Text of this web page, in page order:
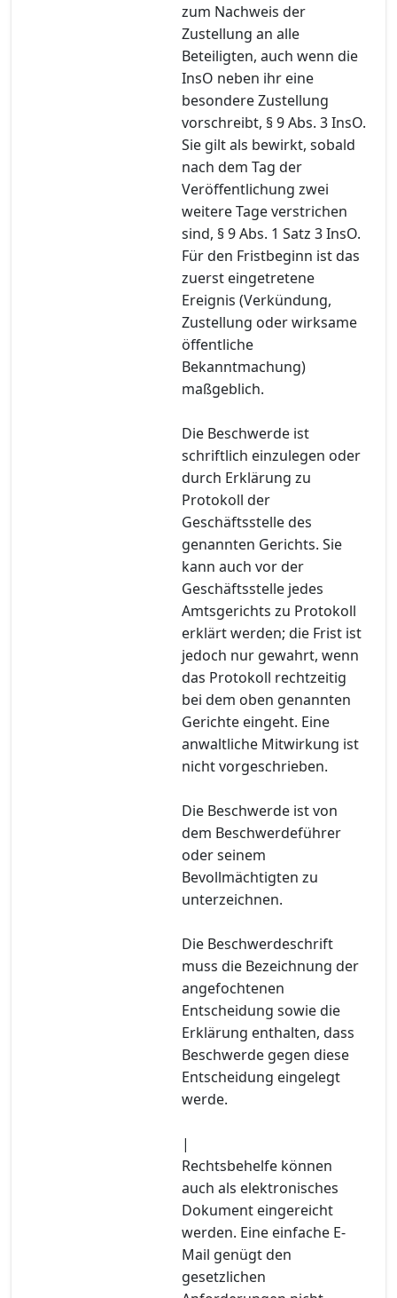
zum Nachweis der
Zustellung an alle
Beteiligten, auch wenn die
InsO neben ihr eine
besondere Zustellung
vorschreibt, § 9 Abs. 3 InsO.
Sie gilt als bewirkt, sobald
nach dem Tag der
Veröffentlichung zwei
weitere Tage verstrichen
sind, § 9 Abs. 1 Satz 3 InsO.
Für den Fristbeginn ist das
zuerst eingetretene
Ereignis (Verkündung,
Zustellung oder wirksame
öffentliche
Bekanntmachung)
maßgeblich.
Die Beschwerde ist
schriftlich einzulegen oder
durch Erklärung zu
Protokoll der
Geschäftsstelle des
genannten Gerichts. Sie
kann auch vor der
Geschäftsstelle jedes
Amtsgerichts zu Protokoll
erklärt werden; die Frist ist
jedoch nur gewahrt, wenn
das Protokoll rechtzeitig
bei dem oben genannten
Gerichte eingeht. Eine
anwaltliche Mitwirkung ist
nicht vorgeschrieben.
Die Beschwerde ist von
dem Beschwerdeführer
oder seinem
Bevollmächtigten zu
unterzeichnen.
Die Beschwerdeschrift
muss die Bezeichnung der
angefochtenen
Entscheidung sowie die
Erklärung enthalten, dass
Beschwerde gegen diese
Entscheidung eingelegt
werde.
|
Rechtsbehelfe können
auch als elektronisches
Dokument eingereicht
werden. Eine einfache E-
Mail genügt den
gesetzlichen